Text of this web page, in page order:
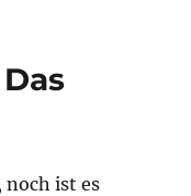
noch ist es